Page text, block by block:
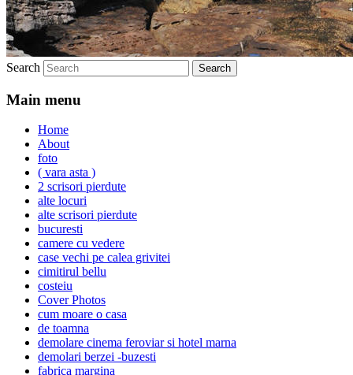
Search
Main menu
Home
About
foto
( vara asta )
2 scrisori pierdute
alte locuri
alte scrisori pierdute
bucuresti
camere cu vedere
case vechi pe calea grivitei
cimitirul bellu
costeiu
Cover Photos
cum moare o casa
de toamna
demolare cinema feroviar si hotel marna
demolari berzei -buzesti
fabrica margina